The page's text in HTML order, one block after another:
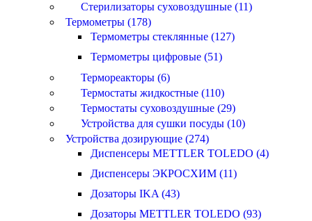
Стерилизаторы суховоздушные (11)
Термометры (178)
Термометры стеклянные (127)
Термометры цифровые (51)
Термореакторы (6)
Термостаты жидкостные (110)
Термостаты суховоздушные (29)
Устройства для сушки посуды (10)
Устройства дозирующие (274)
Диспенсеры METTLER TOLEDO (4)
Диспенсеры ЭКРОСХИМ (11)
Дозаторы IKA (43)
Дозаторы METTLER TOLEDO (93)